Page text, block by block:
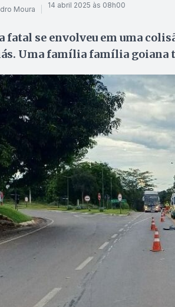
Moura 14 abril 2025 às 08h00
fatal se envolveu em uma
Uma família família goiana